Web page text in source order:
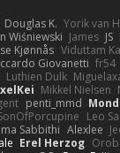
Douglas K. Yorik van
Wiśniewski James JS
Kjønnås Viduttam
Giovanetti fr54
Luthien Dulk
Mikkel Nielsen
penti_mmd
Leo
Sabbithi Alexlee
Erel Herzog